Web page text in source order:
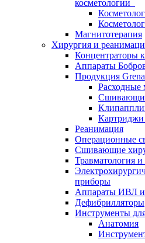
косметологии
Магнитотерапия
Хирургия и
Концентраторы
Аппараты
Продукция
Расходные
Реанимация
Операционные
Сшивающие
Травматология
приборы
Аппараты ИВЛ и
Дефибрилляторы
Инструменты
Анатомия